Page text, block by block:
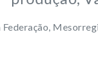
Federação,